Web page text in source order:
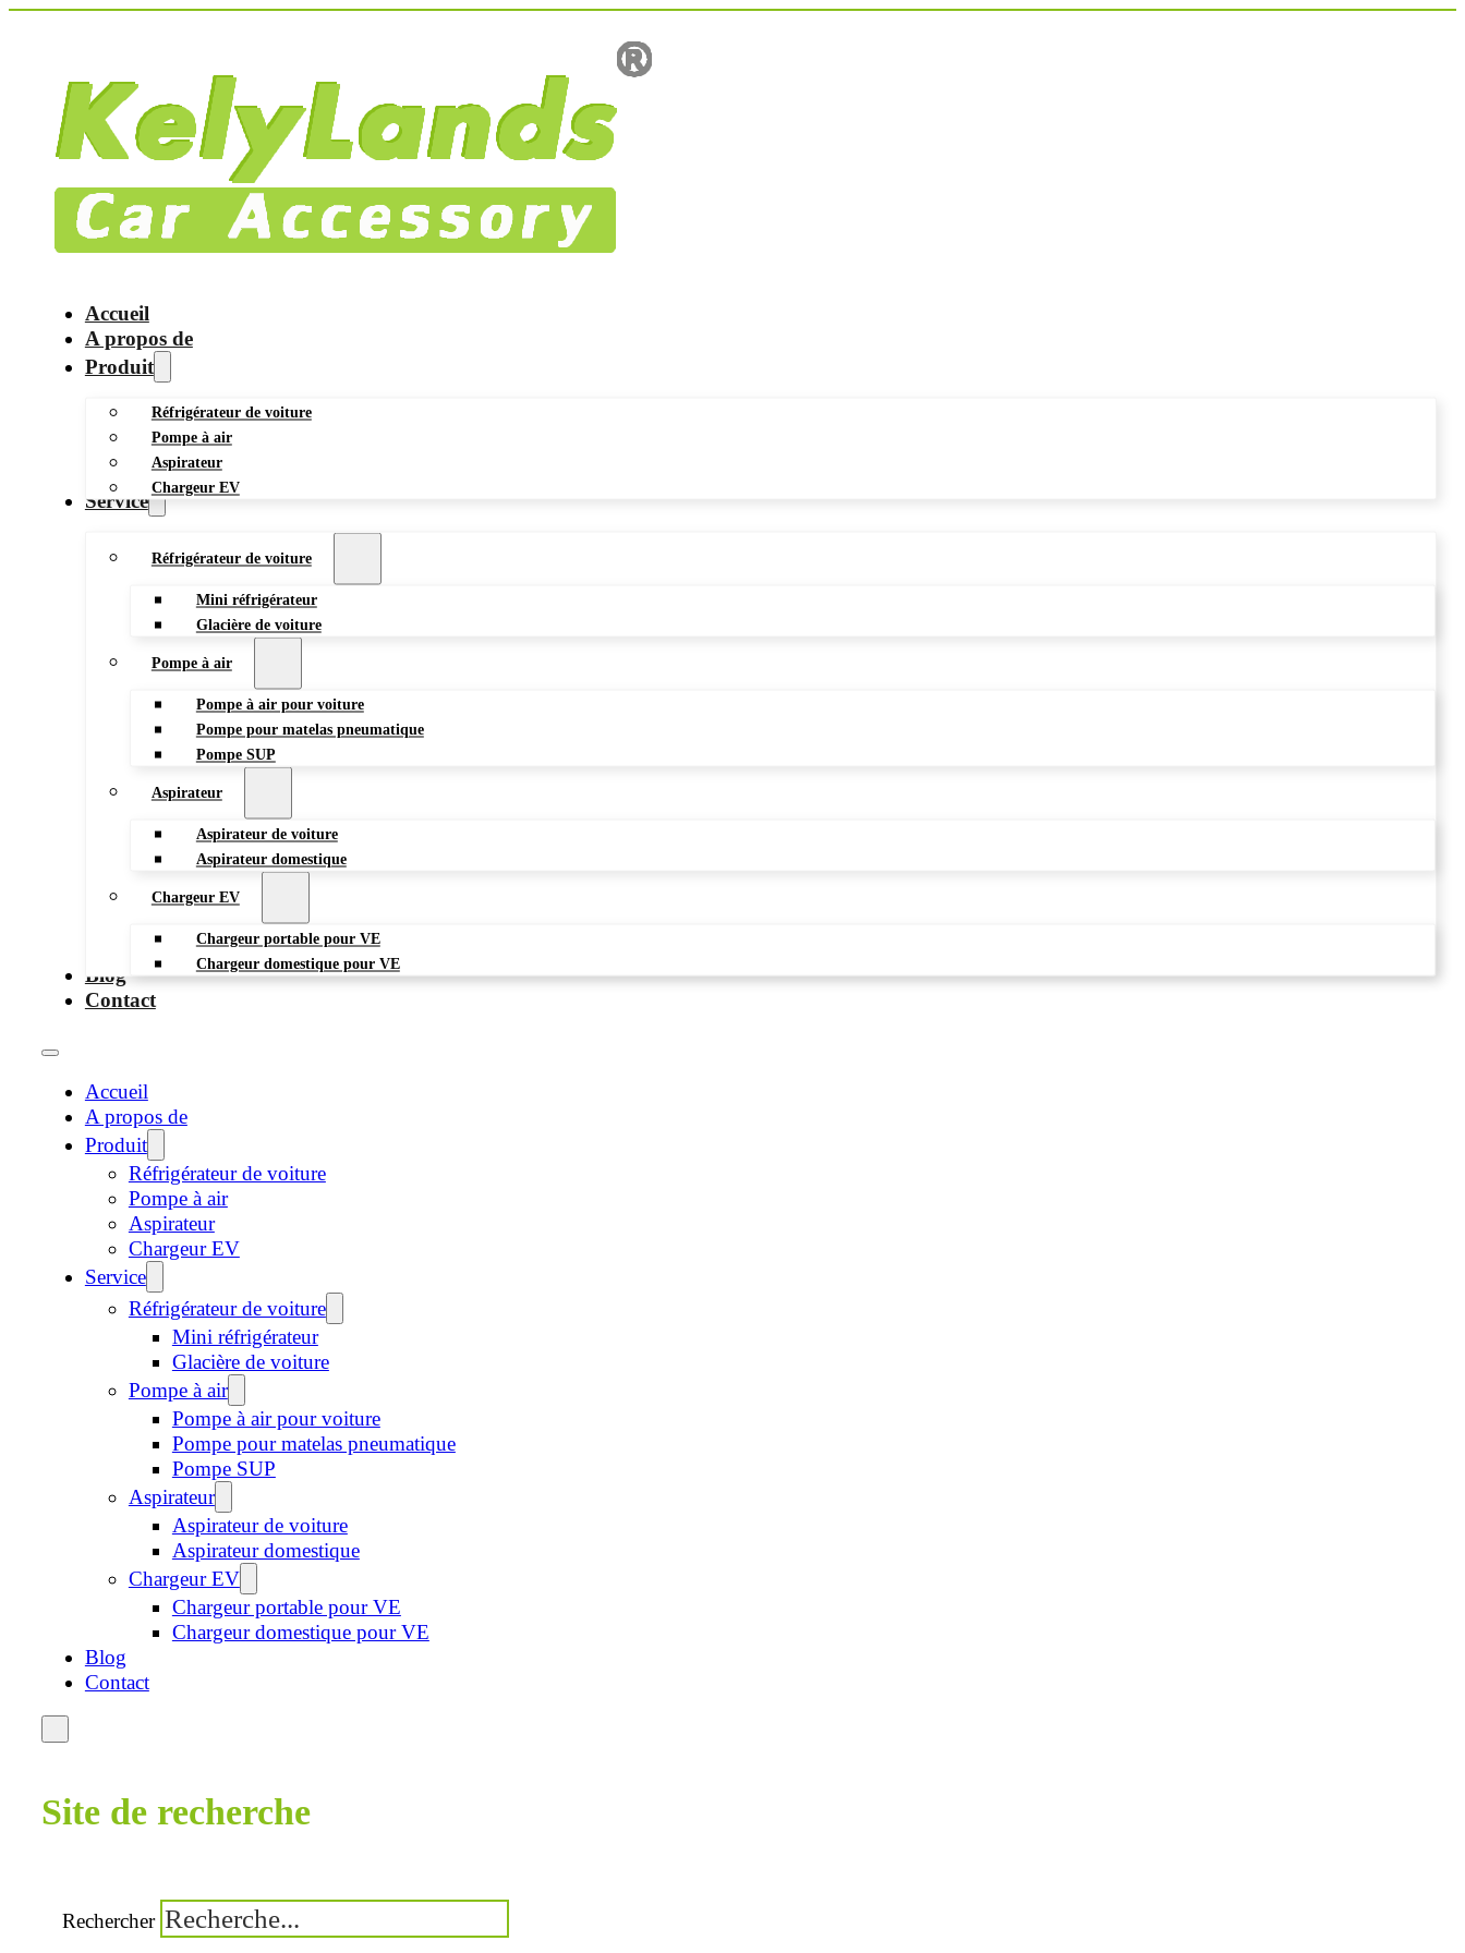
Accueil
A propos de
Produit
Réfrigérateur de voiture
Pompe à air
Aspirateur
Chargeur EV
Service
Réfrigérateur de voiture
Mini réfrigérateur
Glacière de voiture
Pompe à air
Pompe à air pour voiture
Pompe pour matelas pneumatique
Pompe SUP
Aspirateur
Aspirateur de voiture
Aspirateur domestique
Chargeur EV
Chargeur portable pour VE
Chargeur domestique pour VE
Blog
Contact
Accueil
A propos de
Produit
Réfrigérateur de voiture
Pompe à air
Aspirateur
Chargeur EV
Service
Réfrigérateur de voiture
Mini réfrigérateur
Glacière de voiture
Pompe à air
Pompe à air pour voiture
Pompe pour matelas pneumatique
Pompe SUP
Aspirateur
Aspirateur de voiture
Aspirateur domestique
Chargeur EV
Chargeur portable pour VE
Chargeur domestique pour VE
Blog
Contact
Site de recherche
Rechercher